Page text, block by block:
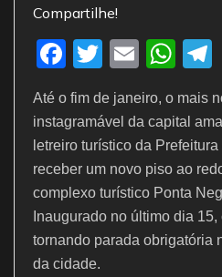
Compartilhe!
F
a
c
e
b
o
o
k
T
w
itt
er
E
m
ai
l
W
at
s
A
p
p
Até o fim de janeiro, o mais
instagramável da capital
letreiro turístico da
receber um novo piso ao
complexo turístico Ponta
Inaugurado no último dia
tornando parada obrigatória
da cidade.